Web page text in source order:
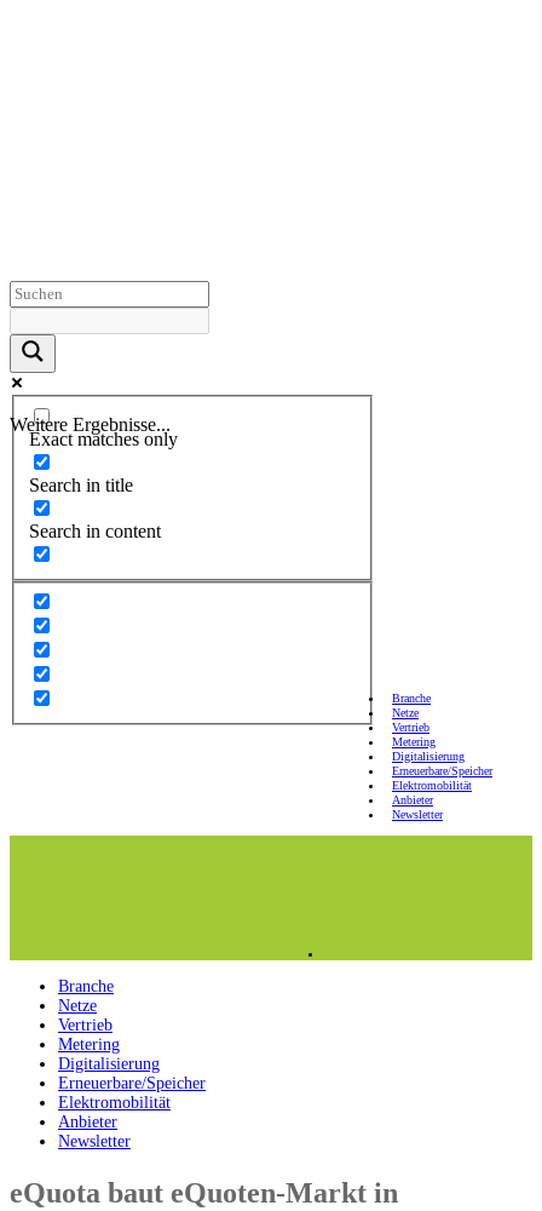
Weitere Ergebnisse...
Exact matches only
Search in title
Search in content
Branche
Netze
Vertrieb
Metering
Digitalisierung
Erneuerbare/Speicher
Elektromobilität
Anbieter
Newsletter
Branche
Netze
Vertrieb
Metering
Digitalisierung
Erneuerbare/Speicher
Elektromobilität
Anbieter
Newsletter
eQuota baut eQuoten-Markt in